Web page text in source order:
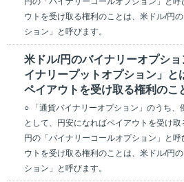
ウトを受け取る権利のことは、米ドル/円
ション」と呼びます。
米ドル/円のバイナリーオプシ
イナリープットオプション」と
ペイアウトを受け取る権利のこ
○ 「通貨バイナリーオプション」のうち、
として、円安になればペイアウトを受け
円の「バイナリーコールオプション」と
ウトを受け取る権利のことは、米ドル/円
ション」と呼びます。